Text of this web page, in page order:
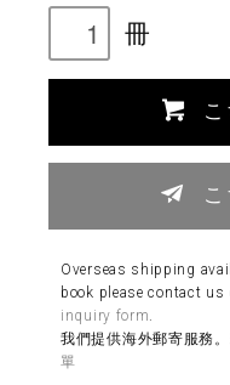
冊
Overseas shipping
book please contact
inquiry form
我們提供海外郵寄服務
單